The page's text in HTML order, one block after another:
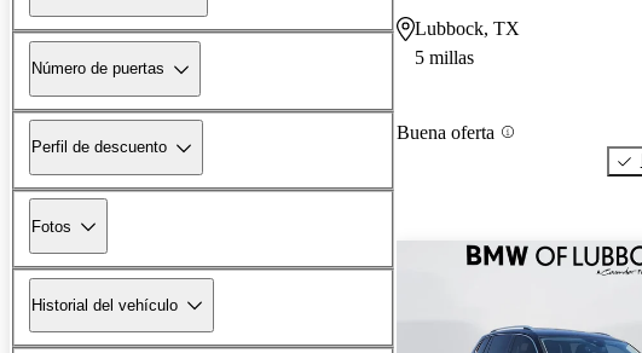
Número de puertas
Perfil de descuento
Fotos
Historial del vehículo
Lubbock, TX
5 millas
Buena oferta